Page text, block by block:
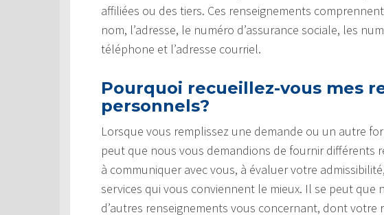
affiliées ou des tiers. Ces renseignements
nom, l’adresse, le numéro d’assurance sociale, les
téléphone et l’adresse courriel.
Pourquoi recueillez-vous mes
personnels?
Lorsque vous remplissez une demande ou un autre
peut que nous vous demandions de fournir différents
à communiquer avec vous, à évaluer votre
services qui vous conviennent le mieux. Il se peut
d’autres renseignements vous concernant, dont votre